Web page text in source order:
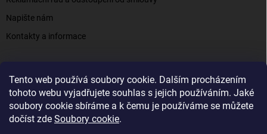
Tento web používá soubory cookie. Dalším procházením
tohoto webu vyjadřujete souhlas s jejich používáním. Jaké
soubory cookie sbíráme a k čemu je používáme se můžete
dočíst zde Soubory cookie.
Napište nám
Kontakty a informace
Elenys.cz - šperky, kterým věříte už od roku 2016